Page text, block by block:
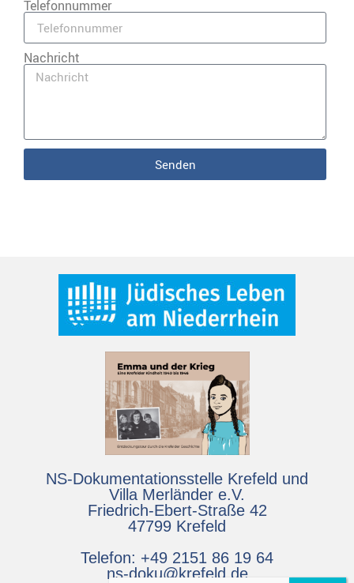
Telefonnummer
Nachricht
Senden
NS-Dokumentationsstelle Krefeld und
Villa Merländer e.V.
Friedrich-Ebert-Straße 42
47799 Krefeld
Telefon: +49 2151 86 19 64
ns-doku@krefeld.de